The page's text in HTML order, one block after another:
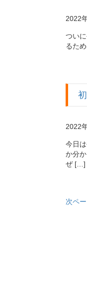
2022
つい
るた
2022
今日
か分
ぜ […]
次ペ